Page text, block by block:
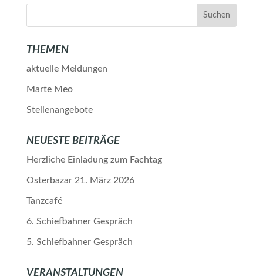
THEMEN
aktuelle Meldungen
Marte Meo
Stellenangebote
NEUESTE BEITRÄGE
Herzliche Einladung zum Fachtag
Osterbazar 21. März 2026
Tanzcafé
6. Schiefbahner Gespräch
5. Schiefbahner Gespräch
VERANSTALTUNGEN